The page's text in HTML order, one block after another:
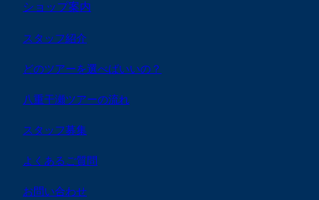
ショップ案内
スタッフ紹介
どのツアーを選べばいいの？
八重干瀬ツアーの流れ
スタッフ募集
よくあるご質問
お問い合わせ